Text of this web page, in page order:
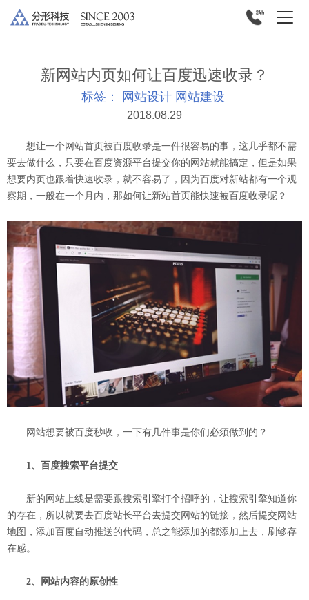
新网站内页如何让百度迅速收录？
标签： 网站设计 网站建设
2018.08.29
想让一个网站首页被百度收录是一件很容易的事，这几乎都不需
要去做什么，只要在百度资源平台提交你的网站就能搞定，但是如果
想要内页也跟着快速收录，就不容易了，因为百度对新站都有一个观
察期，一般在一个月内，那如何让新站首页能快速被百度收录呢？
网站想要被百度秒收，一下有几件事是你们必须做到的？
1、百度搜索平台提交
新的网站上线是需要跟搜索引擎打个招呼的，让搜索引擎知道你
的存在，所以就要去百度站长平台去提交网站的链接，然后提交网站
地图，添加百度自动推送的代码，总之能添加的都添加上去，刷够存
在感。
2、网站内容的原创性